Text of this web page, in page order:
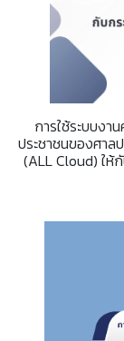
การใช้ระบบงา
ประชาชนของศาล
(ALL Cloud) ให้